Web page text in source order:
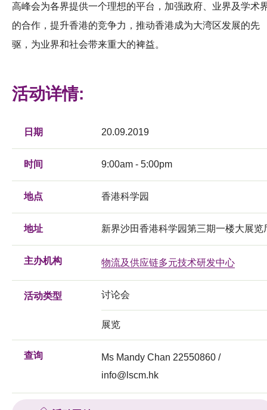
高峰会为各界提供一个理想的平台，加强政府、业界及学术
的合作，提升香港的竞争力，推动香港成为大湾区发展的先
驱，为业界和社会带来重大的裨益。
活动详情:
日期 20.09.2019
时间 9:00am - 5:00pm
地点 香港科学园
地址 新界沙田香港科学园第三期一楼大展览
主办机构 物流及供应链多元技术研发中心
活动类型 讨论会
展览
查询
Ms Mandy Chan 22550860 /
info@lscm.hk